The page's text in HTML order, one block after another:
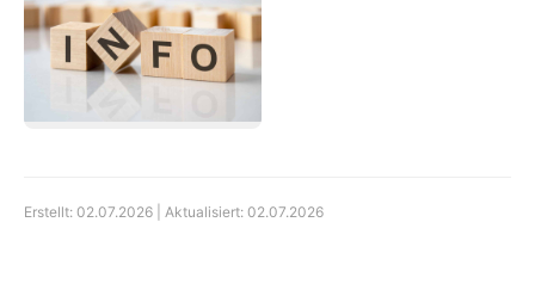
Erstellt: 02.07.2026 | Aktualisiert: 02.07.2026